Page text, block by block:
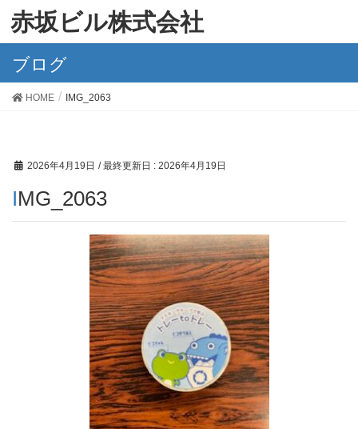
赤坂ビル株式会社
ブログ
HOME IMG_2063
2026年4月19日 / 最終更新日 : 2026年4月19日
IMG_2063